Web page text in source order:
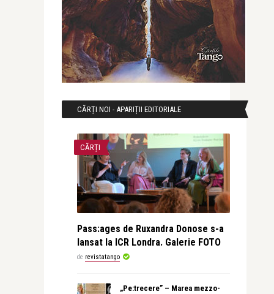
CĂRȚI NOI - APARIȚII EDITORIALE
CĂRȚI
Pass:ages de Ruxandra Donose s-a
lansat la ICR Londra. Galerie FOTO
de revistatango
„Pe:trecere” – Marea mezzo-